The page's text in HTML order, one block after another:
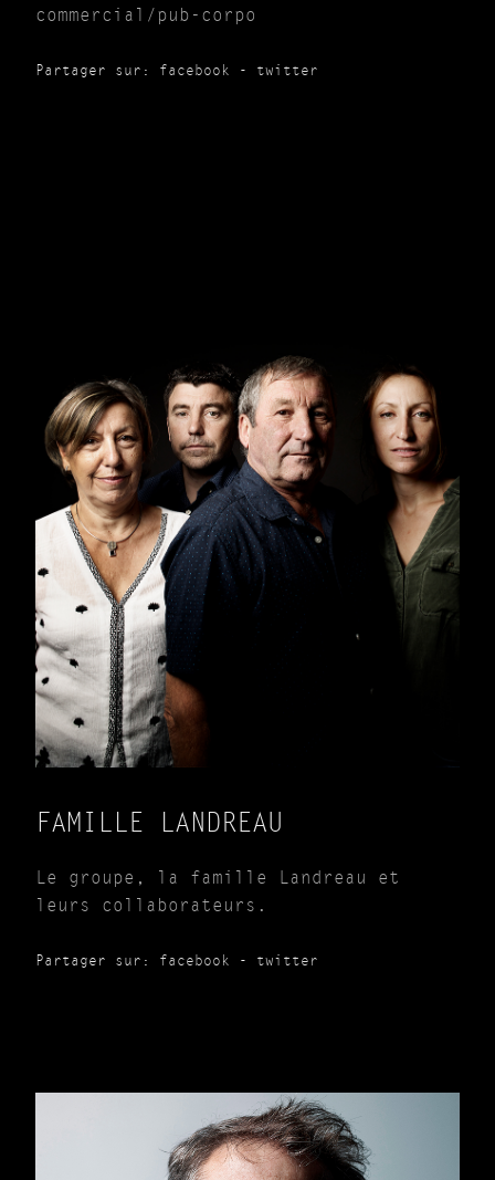
commercial/pub-corpo
Partager sur: facebook - twitter
FAMILLE LANDREAU
Le groupe, la famille Landreau et
leurs collaborateurs.
Partager sur: facebook - twitter